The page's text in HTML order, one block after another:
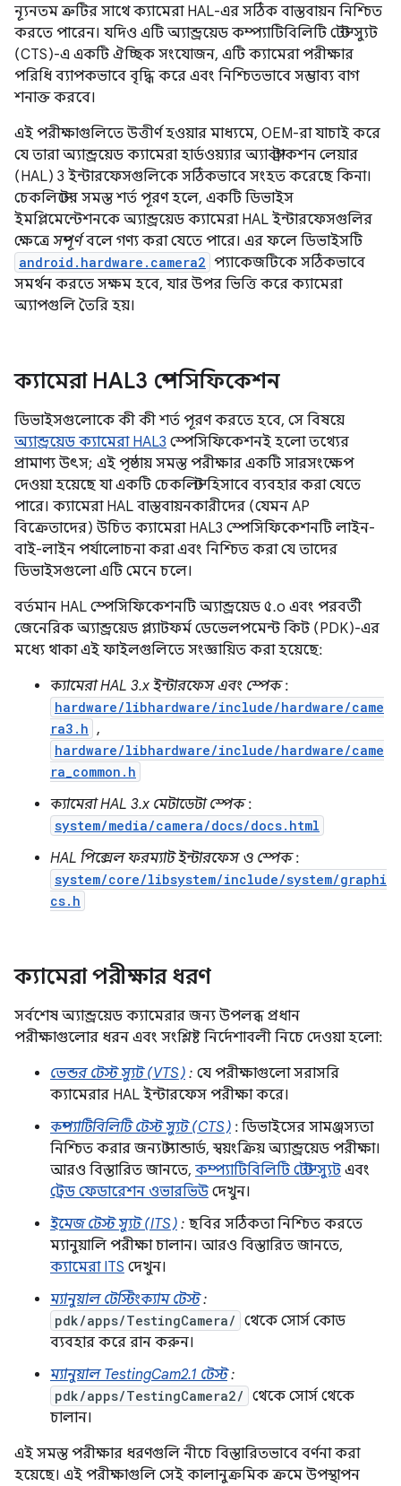
ন্যূনতম ত্রুটির সাথে ক্যামেরা HAL-এর সঠিক বাস্তবায়ন নিশ্চিত
করতে পারেন। যদিও এটি অ্যান্ড্রয়েড কম্প্যাটিবিলিটি টেস্ট স্যুট
(CTS)-এ একটি ঐচ্ছিক সংযোজন, এটি ক্যামেরা পরীক্ষার
পরিধি ব্যাপকভাবে বৃদ্ধি করে এবং নিশ্চিতভাবে সম্ভাব্য বাগ
শনাক্ত করবে।
এই পরীক্ষাগুলিতে উত্তীর্ণ হওয়ার মাধ্যমে, OEM-রা যাচাই করে
যে তারা অ্যান্ড্রয়েড ক্যামেরা হার্ডওয়্যার অ্যাবস্ট্রাকশন লেয়ার
(HAL) 3 ইন্টারফেসগুলিকে সঠিকভাবে সংহত করেছে কিনা।
চেকলিস্টের সমস্ত শর্ত পূরণ হলে, একটি ডিভাইস
ইমপ্লিমেন্টেশনকে অ্যান্ড্রয়েড ক্যামেরা HAL ইন্টারফেসগুলির
ক্ষেত্রে সম্পূর্ণবলে গণ্য করা যেতে পারে। এর ফলে ডিভাইসটি
android.hardware.camera2 প্যাকেজটিকে সঠিকভাবে
সমর্থন করতে সক্ষম হবে, যার উপর ভিত্তি করে ক্যামেরা
অ্যাপগুলি তৈরি হয়।
ক্যামেরা HAL3 স্পেসিফিকেশন
ডিভাইসগুলোকে কী কী শর্ত পূরণ করতে হবে, সে বিষয়ে
অ্যান্ড্রয়েড ক্যামেরা HAL3 স্পেসিফিকেশনই হলো তথ্যের
প্রামাণ্য উৎস; এই পৃষ্ঠায় সমস্ত পরীক্ষার একটি সারসংক্ষেপ
দেওয়া হয়েছে যা একটি চেকলিস্ট হিসাবে ব্যবহার করা যেতে
পারে। ক্যামেরা HAL বাস্তবায়নকারীদের (যেমন AP
বিক্রেতাদের) উচিত ক্যামেরা HAL3 স্পেসিফিকেশনটি লাইন-
বাই-লাইন পর্যালোচনা করা এবং নিশ্চিত করা যে তাদের
ডিভাইসগুলো এটি মেনে চলে।
বর্তমান HAL স্পেসিফিকেশনটি অ্যান্ড্রয়েড ৫.০ এবং পরবর্তী
জেনেরিক অ্যান্ড্রয়েড প্ল্যাটফর্ম ডেভেলপমেন্ট কিট (PDK)-এর
মধ্যে থাকা এই ফাইলগুলিতে সংজ্ঞায়িত করা হয়েছে:
ক্যামেরা HAL 3.x ইন্টারফেস এবং স্পেক:
hardware/libhardware/include/hardware/came
ra3.h ,
hardware/libhardware/include/hardware/came
ra_common.h
ক্যামেরা HAL 3.x মেটাডেটা স্পেক:
system/media/camera/docs/docs.html
HAL পিক্সেল ফরম্যাট ইন্টারফেস ও স্পেক:
system/core/libsystem/include/system/graphi
cs.h
ক্যামেরা পরীক্ষার ধরণ
সর্বশেষ অ্যান্ড্রয়েড ক্যামেরার জন্য উপলব্ধ প্রধান
পরীক্ষাগুলোর ধরন এবং সংশ্লিষ্ট নির্দেশাবলী নিচে দেওয়া হলো:
ভেন্ডর টেস্ট স্যুট (VTS) : যে পরীক্ষাগুলো সরাসরি
ক্যামেরার HAL ইন্টারফেস পরীক্ষা করে।
কম্প্যাটিবিলিটি টেস্ট স্যুট (CTS) : ডিভাইসের সামঞ্জস্যতা
নিশ্চিত করার জন্য স্ট্যান্ডার্ড, স্বয়ংক্রিয় অ্যান্ড্রয়েড পরীক্ষা।
আরও বিস্তারিত জানতে, কম্প্যাটিবিলিটি টেস্ট স্যুট এবং
ট্রেড ফেডারেশন ওভারভিউ দেখুন।
ইমেজ টেস্ট স্যুট (ITS) : ছবির সঠিকতা নিশ্চিত করতে
ম্যানুয়ালি পরীক্ষা চালান। আরও বিস্তারিত জানতে,
ক্যামেরা ITS দেখুন।
ম্যানুয়াল টেস্টিংক্যাম টেস্ট:
pdk/apps/TestingCamera/ থেকে সোর্স কোড
ব্যবহার করে রান করুন।
ম্যানুয়াল TestingCam2.1 টেস্ট:
pdk/apps/TestingCamera2/ থেকে সোর্স থেকে
চালান।
এই সমস্ত পরীক্ষার ধরণগুলি নীচে বিস্তারিতভাবে বর্ণনা করা
হয়েছে। এই পরীক্ষাগুলি সেই কালানুক্রমিক ক্রমে উপস্থাপন